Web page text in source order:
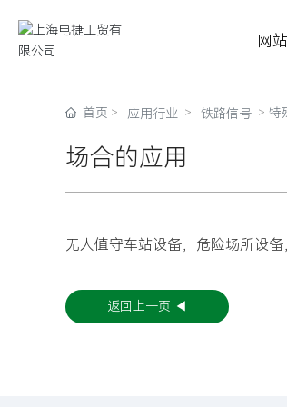
网
产品介绍
应用行业
首页 应用行业 铁路信号 特
场合的应用
无人值守车站设备，危险场所设
返回上一页 ◀